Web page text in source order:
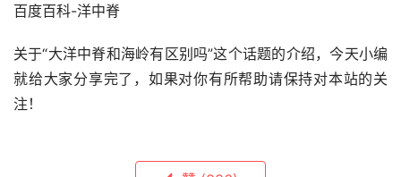
百度百科-洋中脊
关于“大洋中脊和海岭有区别吗”这个话题的介绍，今天小编
就给大家分享完了，如果对你有所帮助请保持对本站的关
注！